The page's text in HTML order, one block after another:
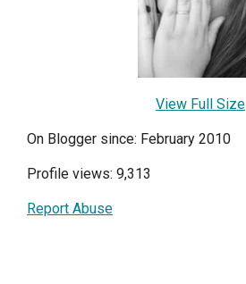
View Full Size
On Blogger since: February 2010
Profile views: 9,313
Report Abuse